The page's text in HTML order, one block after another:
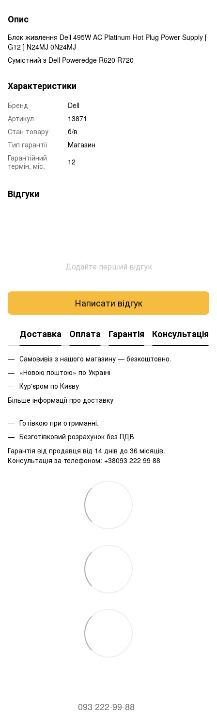
Опис
Блок живлення Dell 495W AC Platinum Hot Plug Power Supply [
G12 ] N24MJ 0N24MJ
Сумістний з Dell Poweredge R620 R720
Характеристики
Бренд
Dell
Артикул
13871
Стан товару
б/в
Тип гарантії
Магазин
Гарантійний
термін, міс.
12
Відгуки
Додайте перший відгук
Написати відгук
Доставка Оплата Гарантія Консультація
Самовивіз з нашого магазину — безкоштовно.
«Новою поштою» по Україні
Кур'єром по Києву
Більше інформації про доставку
Готівкою при отриманні.
Безготівковий розрахунок без ПДВ
Гарантія від продавця від 14 днів до 36 місяців.
Консультація за телефоном: +38093 222 99 88
093 222-99-88